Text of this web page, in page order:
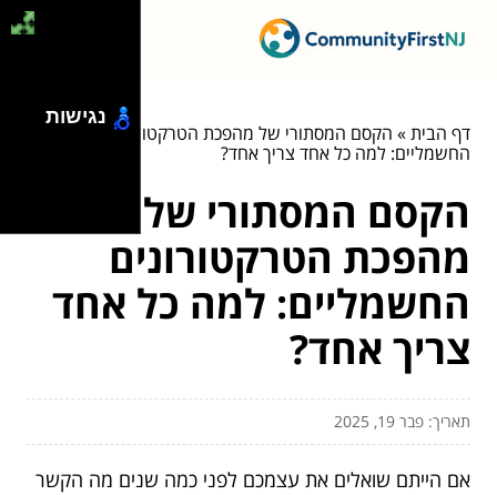
דף הבית» הקסם המסתורי של מהפכת הטרקטורונים
החשמליים: למה כל אחד צריך אחד?
הקסם המסתורי של
מהפכת הטרקטורונים
החשמליים: למה כל אחד
צריך אחד?
תאריך: פבר 19, 2025
אם הייתם שואלים את עצמכם לפני כמה שנים מה הקשר
נגישות